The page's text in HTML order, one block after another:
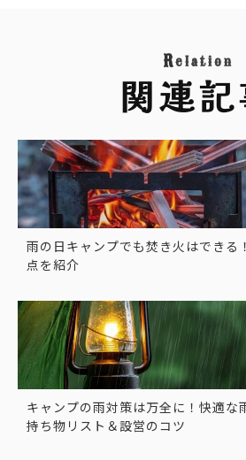
Relation
関連
雨の日キャンプでも焚き火はできる
点を紹介
キャンプの雨対策は万全に！快適な
持ち物リスト＆設営のコツ